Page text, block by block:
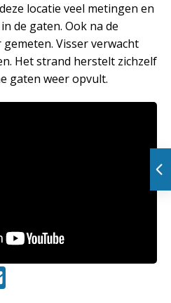
locatie veel metingen en
de gaten. Ook na de
Visser verwacht
Het strand herstelt zichzelf
gaten weer opvult.